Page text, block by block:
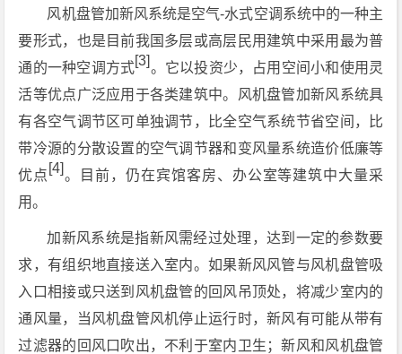
风机盘管加新风系统是空气-水式空调系统中的一种主
要形式，也是目前我国多层或高层民用建筑中采用最为普
通的一种空调方式[3]。它以投资少，占用空间小和使用灵
活等优点广泛应用于各类建筑中。风机盘管加新风系统具
有各空气调节区可单独调节，比全空气系统节省空间，比
带冷源的分散设置的空气调节器和变风量系统造价低廉等
优点 [4]。目前，仍在宾馆客房、办公室等建筑中大量采
用。
加新风系统是指新风需经过处理，达到一定的参数要
求，有组织地直接送入室内。如果新风风管与风机盘管吸
入口相接或只送到风机盘管的回风吊顶处，将减少室内的
通风量，当风机盘管风机停止运行时，新风有可能从带有
过滤器的回风口吹出，不利于室内卫生；新风和风机盘管